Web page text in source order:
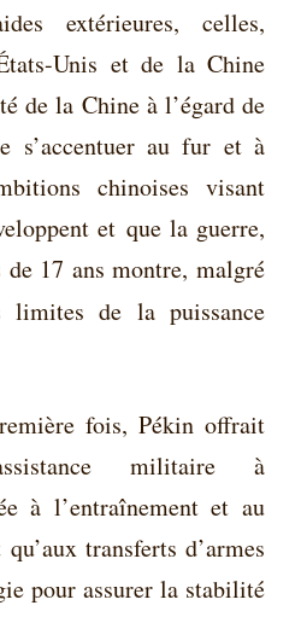
extérieures, celles,
Unis et de la Chine
de la Chine à l’égard de
s’accentuer au fur et à
chinoises visant
etque la guerre,
17 ans montre, malgré
de la puissance
fois, Pékin offrait
militaire à
à l’entraînement et au
transferts d’armes
pour assurer la stabilité